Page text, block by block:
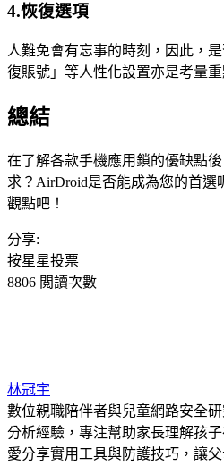
4.恢復選項
人難免會有忘事的時刻，因此，
復賬號」等人性化設置亦是考量重
總結
在了解各款手機應用鎖的優缺點
求？AirDroid是否能成為您的首選
觀點吧！
分享:
按星星投票
8806 閲讀次數
林冠宇
數位親職陪伴者與兒童網路安全
分析經驗，專注幫助家長理解孩
愛分享實用工具與防護技巧，讓